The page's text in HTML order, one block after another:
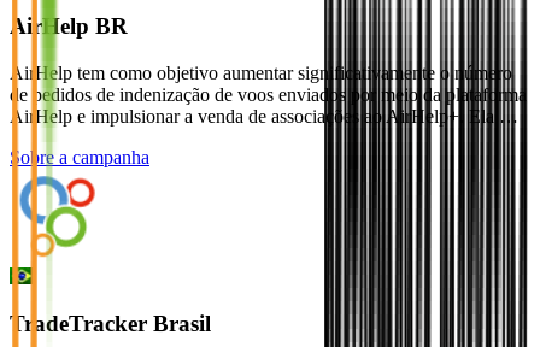
AirHelp BR
AirHelp tem como objetivo aumentar significativamente o número
de pedidos de indenização de voos enviados por meio da plataforma
AirHelp e impulsionar a venda de associações ao AirHelp+. Ela …
Sobre a campanha
TradeTracker Brasil